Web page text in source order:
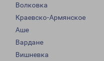
Волковка
Краевско-Армянское
Аше
Вардане
Вишневка